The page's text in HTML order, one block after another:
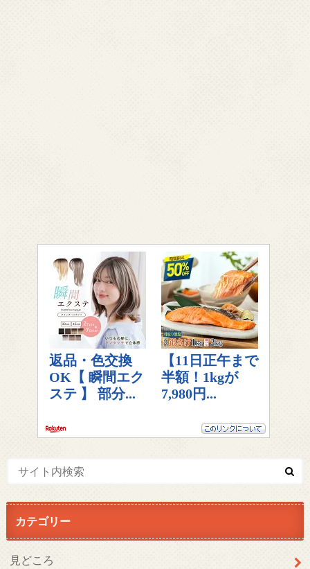
カテゴリー
見どころ